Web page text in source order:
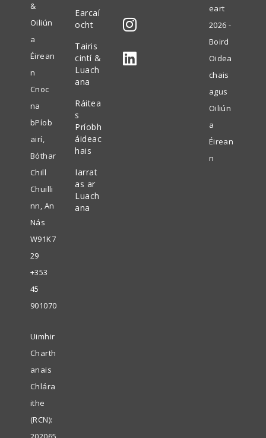
&
Oiliún
a
Éirean
n
Cnoc
na
bPíob
airí,
Bóthar
Chill
Chuilli
nn, An
Nás
W91K7
29
+353
45
901070
Uimhir
Charth
anais
Chlára
ithe
(RCN):
Earcaí
ocht
Tairis
cintí &
Luach
ana
Ráitea
s
Príobh
áideac
hais
Iarrat
as ar
Luach
ana
Oscail
i
gcluaisín
Oscail
i
eart
2026 -
Boird
Oidea
chais
agus
Oiliún
a
Éirean
n